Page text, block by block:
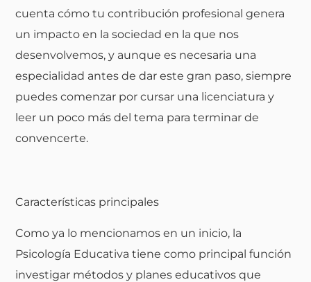
cuenta cómo tu contribución profesional genera
un impacto en la sociedad en la que nos
desenvolvemos, y aunque es necesaria una
especialidad antes de dar este gran paso, siempre
puedes comenzar por cursar una licenciatura y
leer un poco más del tema para terminar de
convencerte.
Características principales
Como ya lo mencionamos en un inicio, la
Psicología Educativa tiene como principal función
investigar métodos y planes educativos que